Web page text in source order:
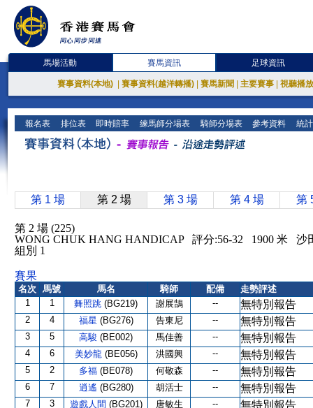
馬場活動 賽馬資訊 足球資訊
賽事資料(本地) 賽事資料(越洋轉播) 賽馬新聞 主要賽事 視聽播
報名表 排位表 即時賠率 練馬師分場表 騎師分場表 參考資料 統
第 1 場 第 2 場 第 3 場 第 4 場 第
第 2 場 (225)
WONG CHUK HANG HANDICAP 評分:56-32 1900 米
組別 1
賽果
名次 馬號 馬名 騎師 配備
走勢評述
1
1 舞照跳 (BG219) 謝展鵠 -- 無特別報告
2 4 福星 (BG276) 告東尼 -- 無特別報告
3 5 高駿 (BE002) 馬佳善 -- 無特別報告
4 6 美妙龍 (BE056) 洪國興 -- 無特別報告
5 2 多福 (BE078) 何敬森 -- 無特別報告
6 7 逍遙 (BG280) 胡活士 -- 無特別報告
7 3 遊戲人間 (BG201) 唐敏生 -- 無特別報告